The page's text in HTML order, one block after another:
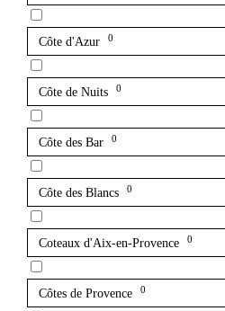
Côte d'Azur 0
Côte de Nuits 0
Côte des Bar 0
Côte des Blancs 0
Coteaux d'Aix-en-Provence 0
Côtes de Provence 0